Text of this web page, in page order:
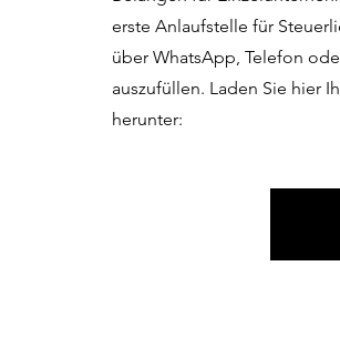
erste Anlaufstelle für
über WhatsApp, Telefon
auszufüllen. Laden Sie hier
herunter: